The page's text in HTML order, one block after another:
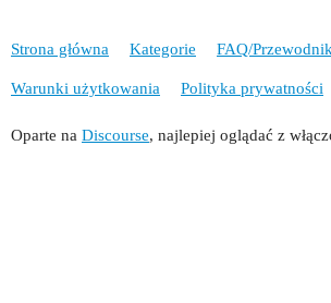
Strona główna Kategorie FAQ/Przewodnik
Warunki użytkowania Polityka prywatności
Oparte na Discourse, najlepiej oglądać z